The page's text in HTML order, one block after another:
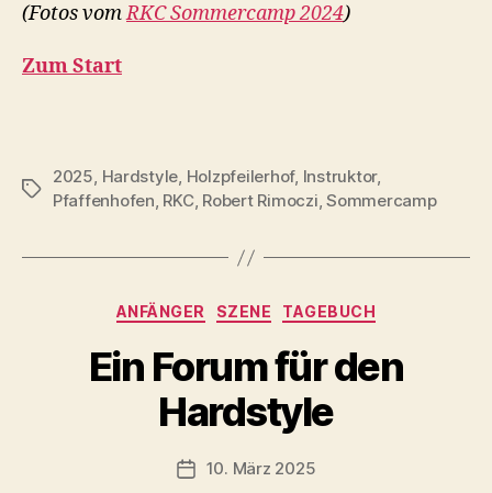
(Fotos vomRKC Sommercamp 2024)
Zum Start
Schlagwörter
2025, Hardstyle, Holzpfeilerhof, Instruktor,
Pfaffenhofen, RKC, Robert Rimoczi,Sommercamp
Kategorien
ANFÄNGER SZENE TAGEBUCH
Ein Forum für den
Hardstyle
Beitragsautor
o
n
b
-
c
Beitragsdatum
10. März 2025